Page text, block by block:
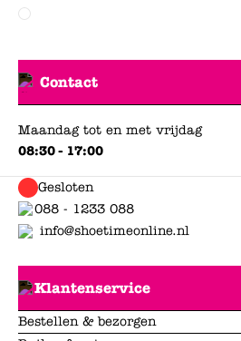
Contact
Maandag tot en met vrijdag
08:30 - 17:00
Gesloten
088 - 1233 088
info@shoetimeonline.nl
Klantenservice
Bestellen & bezorgen